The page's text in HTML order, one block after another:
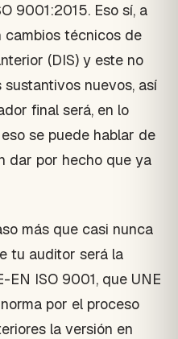
9001:2015. Eso sí, a
cambios técnicos de
(DIS) y este no
nuevos, así
final será, en lo
se puede hablar de
dar por hecho que ya
más que casi nunca
tu auditor será la
EN ISO 9001, que UNE
por el proceso
la versión en